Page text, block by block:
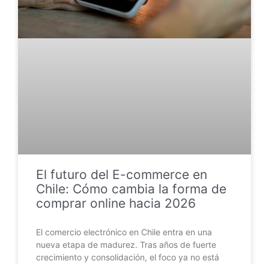
El futuro del E-commerce en
Chile: Cómo cambia la forma de
comprar online hacia 2026
El comercio electrónico en Chile entra en una
nueva etapa de madurez. Tras años de fuerte
crecimiento y consolidación, el foco ya no está